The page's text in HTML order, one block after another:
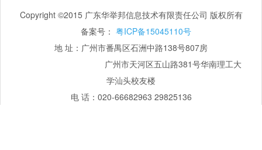
Copyright ©2015 广东华举邦信息技术有限责任公司 版权所有
备案号： 粤ICP备15045110号
地 址：广州市番禺区石洲中路138号807房
广州市天河区五山路381号华南理工大
学汕头校友楼
电 话：020-66682963 29825136